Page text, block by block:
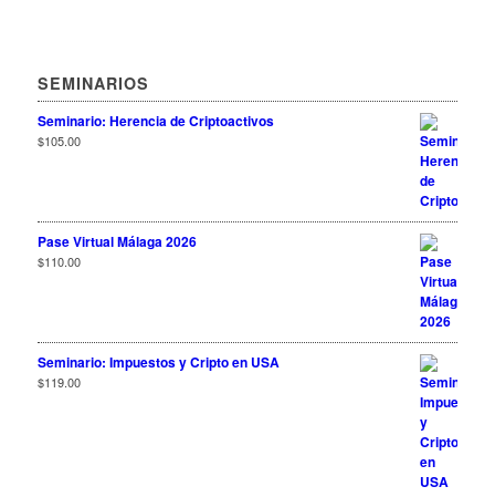
SEMINARIOS
Seminario: Herencia de Criptoactivos
$105.00
Pase Virtual Málaga 2026
$110.00
Seminario: Impuestos y Cripto en USA
$119.00